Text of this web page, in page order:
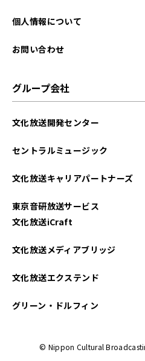
個人情報について
お問い合わせ
グループ会社
文化放送開発センター
セントラルミュージック
文化放送キャリアパートナーズ
東京音研放送サービス
文化放送iCraft
文化放送メディアブリッジ
文化放送エクステンド
グリーン・ドルフィン
© Nippon Cultural